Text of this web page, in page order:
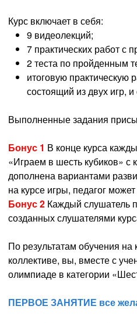
Курс включает в себя:
9 видеолекций;
7 практических работ с
2 теста по пройденным
итоговую практическую
состоящий из двух игр,
Выполненные задания
Бонус 1 В конце курса
«Играем в шесть кубиков» с
дополнена вариантами
на курсе игры, педагог
Бонус 2 Каждый слушатель
созданных слушателями
По результатам обучения на
коллективе, вы, вместе с
олимпиаде в категории
ПЕРВОЕ ЗАНЯТИЕ все